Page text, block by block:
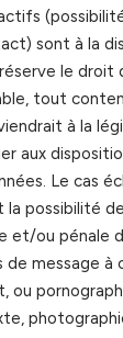
sont à la
le droit
tout
à la
aux
Le cas
la possibilité
et/ou pénale
message à
ou